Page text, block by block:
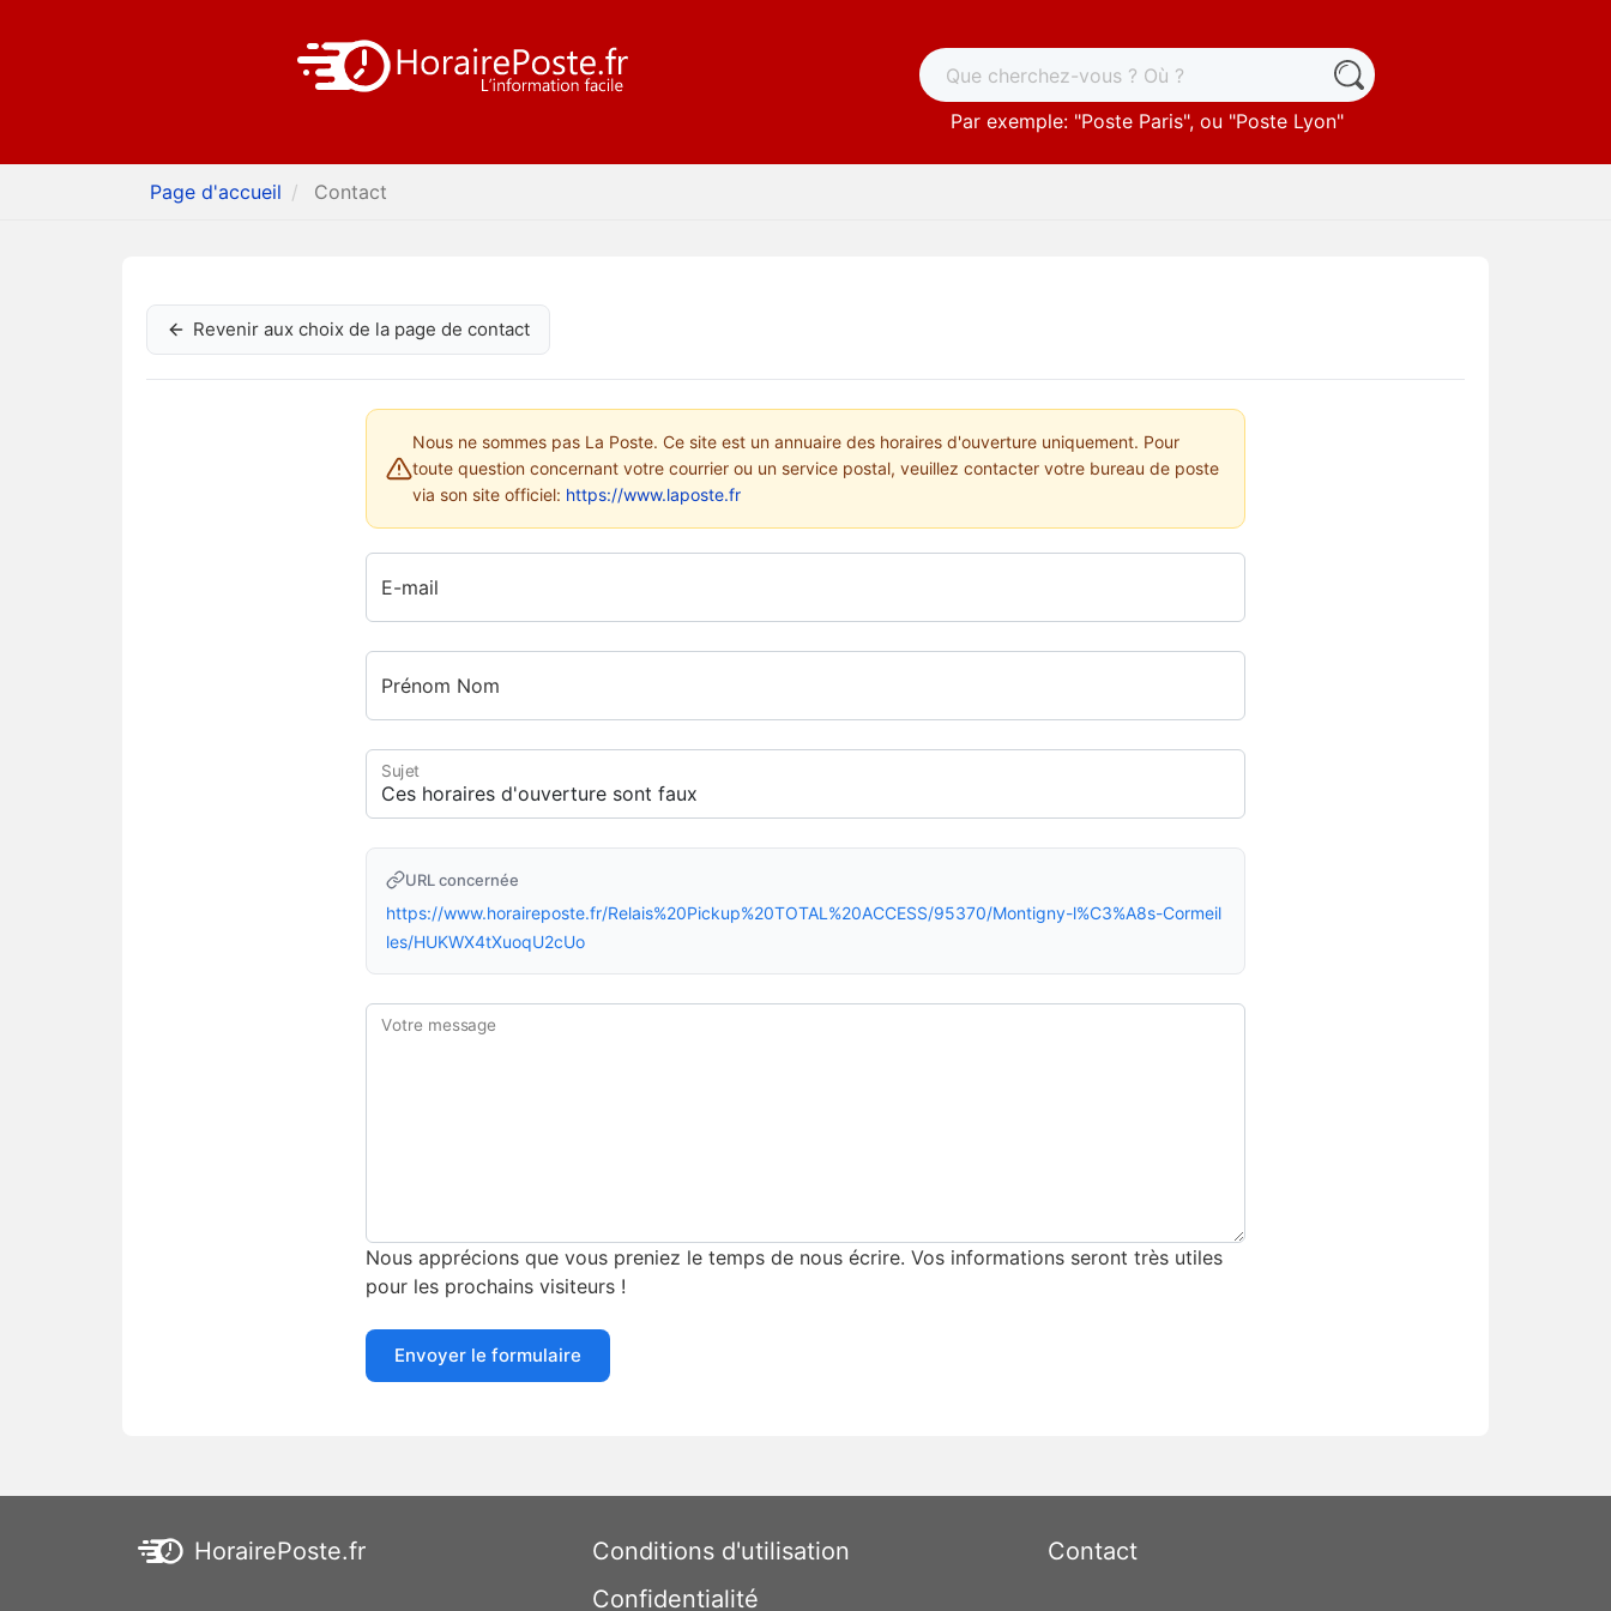
Par exemple: "Poste Paris", ou "Poste Lyon"
Page d'accueil Contact
Revenir aux choix de la page de contact
Nous ne sommes pas La Poste. Ce site est un annuaire des horaires d'ouverture uniquement. Pour
toute question concernant votre courrier ou un service postal, veuillez contacter votre bureau de poste
via son site officiel: https://www.laposte.fr
E-mail
Prénom Nom
Sujet
URL concernée
https://www.horaireposte.fr/Relais%20Pickup%20TOTAL%20ACCESS/95370/Montigny-l%C3%A8s-Cormeil
les/HUKWX4tXuoqU2cUo
Votre message
Nous apprécions que vous preniez le temps de nous écrire. Vos informations seront très utiles
pour les prochains visiteurs !
Envoyer le formulaire
HorairePoste.fr
Conditions d'utilisation
Confidentialité
Contact